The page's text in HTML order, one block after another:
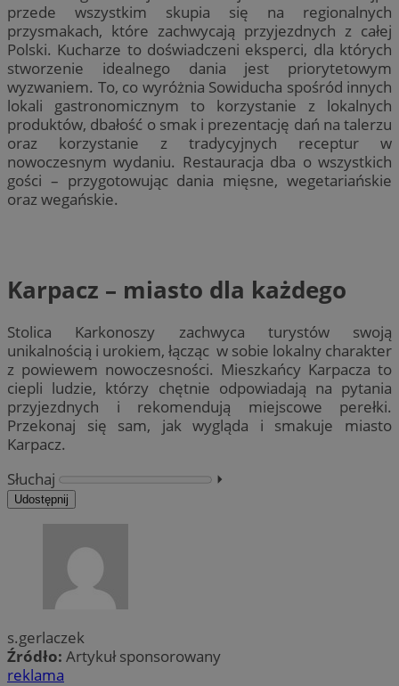
przede wszystkim skupia się na regionalnych
przysmakach, które zachwycają przyjezdnych z całej
Polski. Kucharze to doświadczeni eksperci, dla których
stworzenie idealnego dania jest priorytetowym
wyzwaniem. To, co wyróżnia Sowiducha spośród innych
lokali gastronomicznym to korzystanie z lokalnych
produktów, dbałość o smak i prezentację dań na talerzu
oraz korzystanie z tradycyjnych receptur w
nowoczesnym wydaniu. Restauracja dba o wszystkich
gości – przygotowując dania mięsne, wegetariańskie
oraz wegańskie.
Karpacz – miasto dla każdego
Stolica Karkonoszy zachwyca turystów swoją
unikalnością i urokiem, łącząc w sobie lokalny charakter
z powiewem nowoczesności. Mieszkańcy Karpacza to
ciepli ludzie, którzy chętnie odpowiadają na pytania
przyjezdnych i rekomendują miejscowe perełki.
Przekonaj się sam, jak wygląda i smakuje miasto
Karpacz.
Słuchaj
⏵︎
Udostępnij
s.gerlaczek
Źródło: Artykuł sponsorowany
reklama